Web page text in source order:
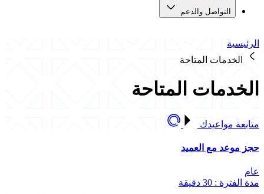
التواصل والدعم
الرئيسية
الخدمات المتاحة
الخدمات المتاحة
متابعة مواعيدك
حجز موعد مع العميد
عام
مدة الفترة : 30 دقيقة